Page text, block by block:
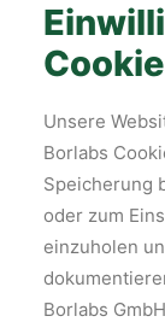
Cookie
Unsere
Borlabs
Speicherung
oder zum
einzuholen
Borlabs